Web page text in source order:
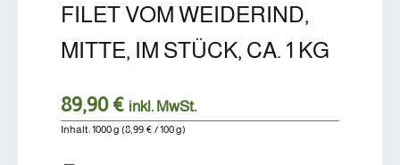
FILET VOM WEIDERIND,
MITTE, IM STÜCK, CA. 1 KG
89,90 € inkl. MwSt.
Inhalt:1000 g (8,99 € / 100 g)